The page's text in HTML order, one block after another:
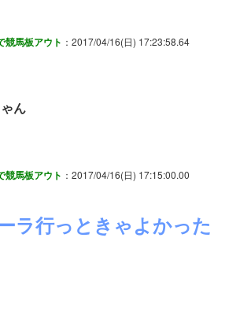
競馬板アウト ：2017/04/16(日) 17:23:58.64
ん
競馬板アウト ：2017/04/16(日) 17:15:00.00
ラ行っときゃよかった